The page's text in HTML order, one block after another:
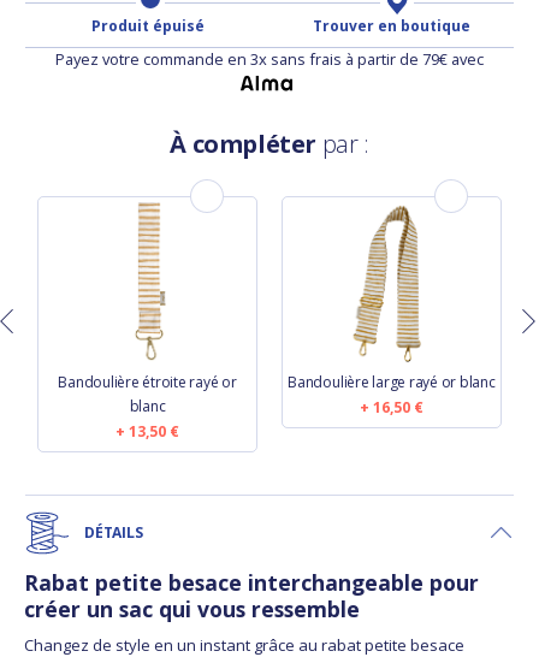
Produit épuisé Trouver en boutique
Payez votre commande en 3x sans frais à partir de 79€ avec
À compléter par :
Bandoulière étroite rayé or
blanc
13,50 €
Bandoulière large rayé or blanc
16,50 €
DÉTAILS
Rabat petite besace interchangeable pour
créer un sac qui vous ressemble
Changez de style en un instant grâce au rabat petite besace